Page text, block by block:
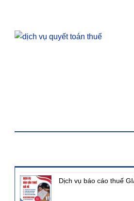
Dịch vụ báo cáo thuế